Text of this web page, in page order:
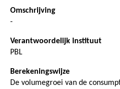
Omschrijving
-
Verantwoordelijk instituut
PBL
Berekeningswijze
De volumegroei van de